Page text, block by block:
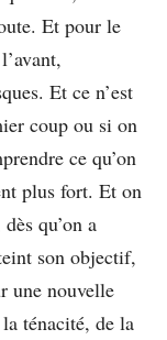
Et pour le
Et ce n’est
coup ou si on
ce qu’on
plus fort. Et on
qu’on a
son objectif,
une nouvelle
ténacité, de la